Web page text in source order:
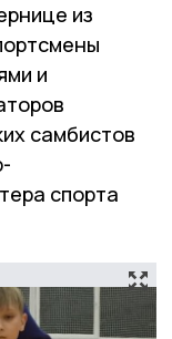
из
и
самбистов
спорта